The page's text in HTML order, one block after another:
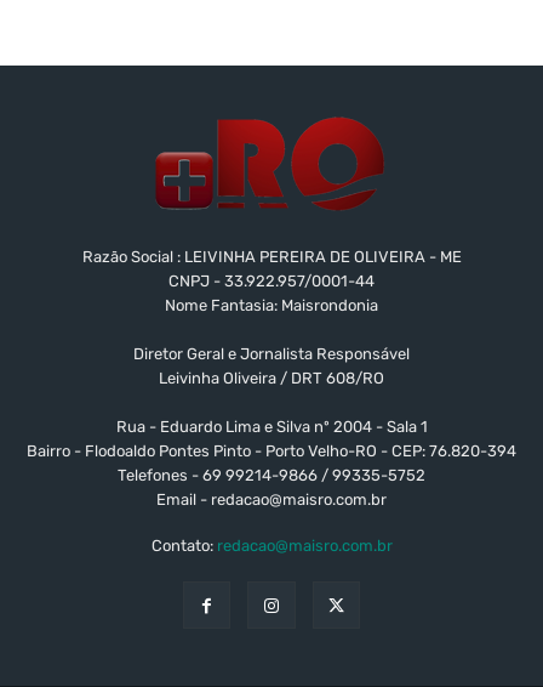
Razão Social : LEIVINHA PEREIRA DE OLIVEIRA - ME
CNPJ - 33.922.957/0001-44
Nome Fantasia: Maisrondonia
Diretor Geral e Jornalista Responsável
Leivinha Oliveira / DRT 608/RO
Rua - Eduardo Lima e Silva nº 2004 - Sala 1
Bairro - Flodoaldo Pontes Pinto - Porto Velho-RO - CEP: 76.820-394
Telefones - 69 99214-9866 / 99335-5752
Email - redacao@maisro.com.br
Contato: redacao@maisro.com.br